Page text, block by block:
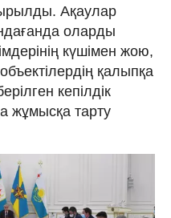
Ақаулар
оларды
күшімен жою,
қалыпқа
кепілдік
жұмысқа тарту